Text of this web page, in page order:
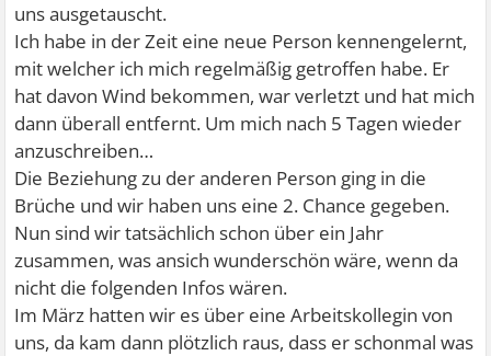
uns ausgetauscht.
Ich habe in der Zeit eine neue Person kennengelernt,
mit welcher ich mich regelmäßig getroffen habe. Er
hat davon Wind bekommen, war verletzt und hat mich
dann überall entfernt. Um mich nach 5 Tagen wieder
anzuschreiben…
Die Beziehung zu der anderen Person ging in die
Brüche und wir haben uns eine 2. Chance gegeben.
Nun sind wir tatsächlich schon über ein Jahr
zusammen, was ansich wunderschön wäre, wenn da
nicht die folgenden Infos wären.
Im März hatten wir es über eine Arbeitskollegin von
uns, da kam dann plötzlich raus, dass er schonmal was